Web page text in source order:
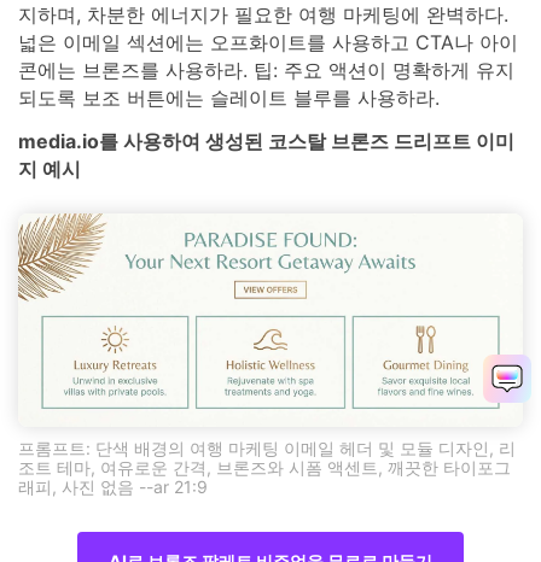
지하며, 차분한 에너지가 필요한 여행 마케팅에 완벽하다.
넓은 이메일 섹션에는 오프화이트를 사용하고 CTA나 아이
콘에는 브론즈를 사용하라. 팁: 주요 액션이 명확하게 유지
되도록 보조 버튼에는 슬레이트 블루를 사용하라.
media.io를 사용하여 생성된 코스탈 브론즈 드리프트 이미
지 예시
프롬프트: 단색 배경의 여행 마케팅 이메일 헤더 및 모듈 디자인, 리
조트 테마, 여유로운 간격, 브론즈와 시폼 액센트, 깨끗한 타이포그
래피, 사진 없음 --ar 21:9